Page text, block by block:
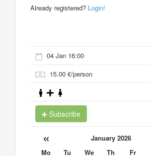
Already registered? Login!
04 Jan 16:00
15.00 €/person
Subscribe
« January 2026
Mo Tu We Th Fr